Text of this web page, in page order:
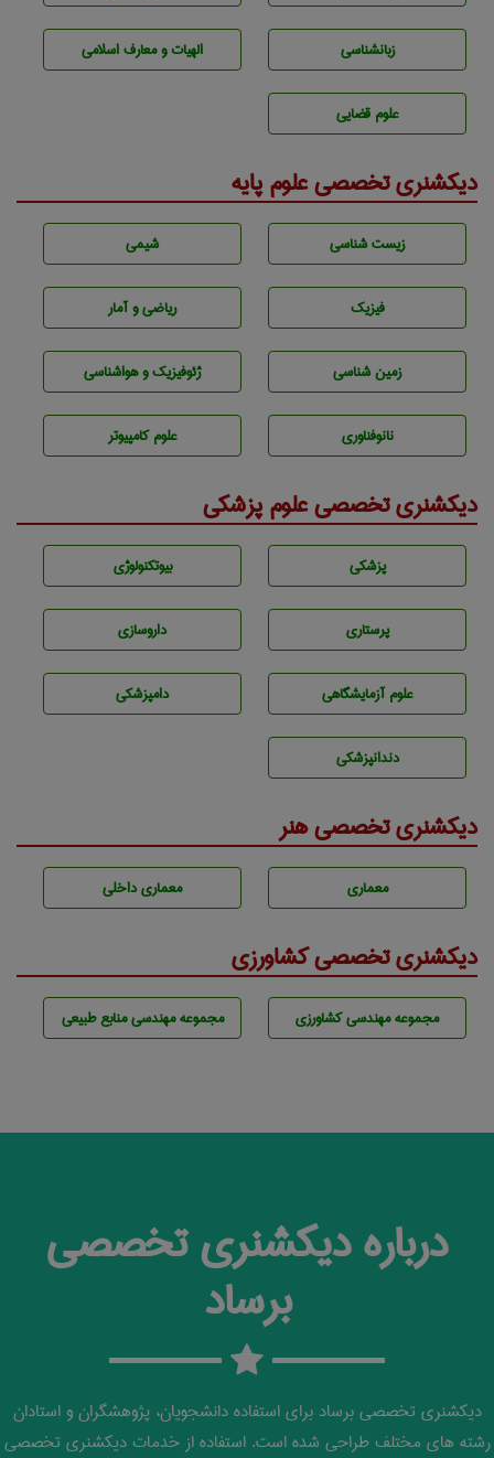
زبانشناسی الهیات و معارف اسلامی
علوم قضایی
دیکشنری تخصصی علوم پایه
زيست شناسی شيمی
فیزیک ریاضی و آمار
زمين شناسی ژئوفيزيك و هواشناسی
نانوفناوری علوم کامپیوتر
دیکشنری تخصصی علوم پزشکی
پزشكی بيوتكنولوژی
پرستاری داروسازی
علوم آزمايشگاهی دامپزشكی
دندانپزشكی
دیکشنری تخصصی هنر
معماری معماری داخلی
دیکشنری تخصصی کشاورزی
مجموعه مهندسی كشاورزی مجموعه مهندسی منابع طبيعی
درباره دیکشنری تخصصی
برساد
دیکشنری تخصصی برساد برای استفاده دانشجویان، پژوهشگران و استادان
رشته های مختلف طراحی شده است. استفاده از خدمات دیکشنری تخصصی